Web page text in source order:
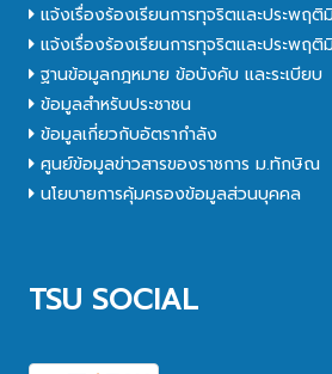
แจ้งเรื่องร้องเรียนการทุจริตและประพฤ
แจ้งเรื่องร้องเรียนการทุจริตและประพฤ
ฐานข้อมูลกฎหมาย ข้อบังคับ และระเบียบ
ข้อมูลสำหรับประชาชน
ข้อมูลเกี่ยวกับอัตรากำลัง
ศูนย์ข้อมูลข่าวสารของราชการ ม.ทักษิณ
นโยบายการคุ้มครองข้อมูลส่วนบุคคล
TSU SOCIAL